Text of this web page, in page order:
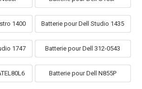
1400 Batterie pour Dell Studio 1435
1747 Batterie pour Dell 312-0543
Batterie pour Dell N855P